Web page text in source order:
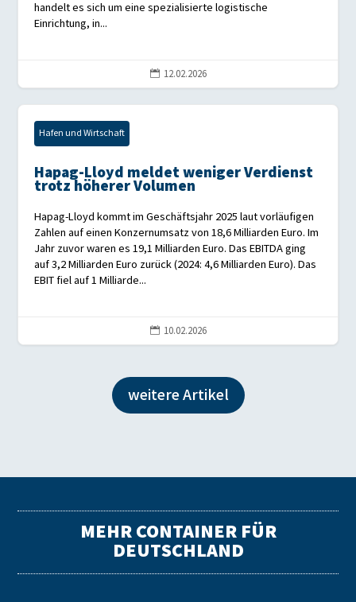
handelt es sich um eine spezialisierte logistische
Einrichtung, in...
 12.02.2026
Hafen und Wirtschaft
Hapag-Lloyd meldet weniger Verdienst
trotz höherer Volumen
Hapag-Lloyd kommt im Geschäftsjahr 2025 laut vorläufigen
Zahlen auf einen Konzernumsatz von 18,6 Milliarden Euro. Im
Jahr zuvor waren es 19,1 Milliarden Euro. Das EBITDA ging
auf 3,2 Milliarden Euro zurück (2024: 4,6 Milliarden Euro). Das
EBIT fiel auf 1 Milliarde...
 10.02.2026
weitere Artikel
MEHR CONTAINER FÜR
DEUTSCHLAND